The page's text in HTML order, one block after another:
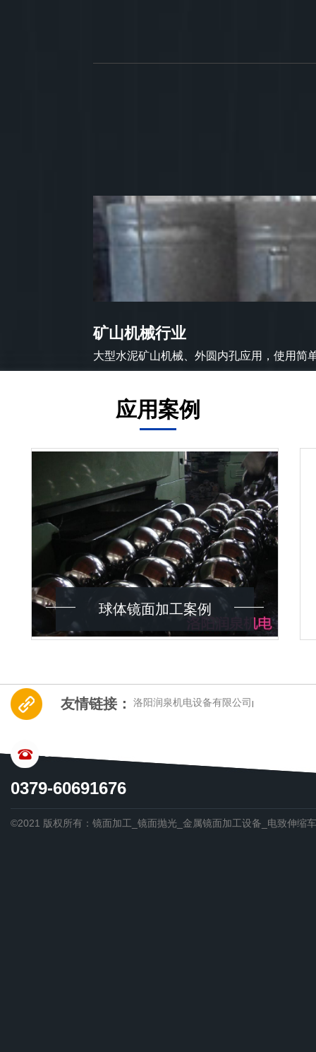
矿山机械行业
大型水泥矿山机械、外圆内孔应用，使用简
应用案例
球体镜面加工案例
友情链接： 洛阳润泉机电设备有限公司 |
CONTACT US
0379-60691676
©2021 版权所有：镜面加工_镜面抛光_金属镜面加工设备_电致伸